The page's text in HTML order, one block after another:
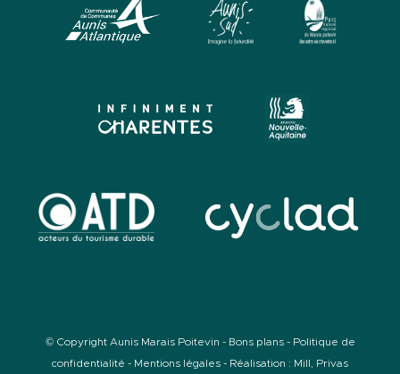
© Copyright Aunis Marais Poitevin - Bons plans- Politique de
confidentialité - Mentions légales - Réalisation : Mill, Privas